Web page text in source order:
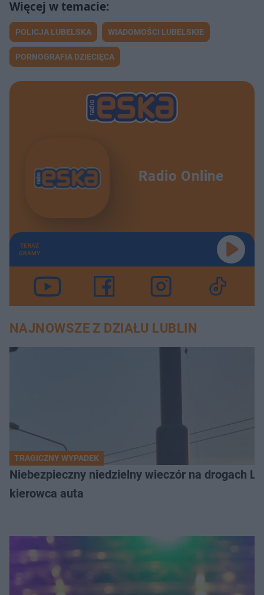
POLICJA LUBELSKA WIADOMOŚCI LUBELSKIE
PORNOGRAFIA DZIECIĘCA
Radio Online
TERAZ
GRAMY
NAJNOWSZE Z DZIAŁU LUBLIN
TRAGICZNY WYPADEK
Niebezpieczny niedzielny wieczór na drogach
kierowca auta